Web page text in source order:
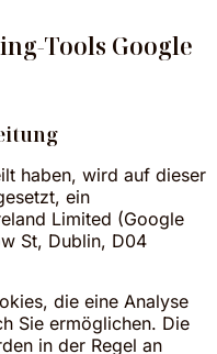
Tools Google
haben, wird auf dieser
ein
Limited (Google
St, Dublin, D04
die eine Analyse
Sie ermöglichen. Die
in der Regel an